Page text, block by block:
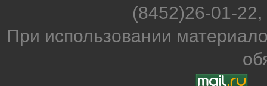
(8452)26-01-
При использовании